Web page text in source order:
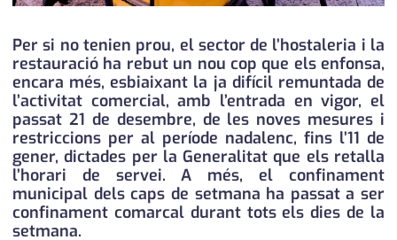
serveis
societat
successos
urbanisme
editorial
Per si no tenien prou, el sector de l’hostaleria i la
restauració ha rebut un nou cop que els enfonsa,
encara més, esbiaixant la ja difícil remuntada de
l’activitat comercial, amb l’entrada en vigor, el
passat 21 de desembre, de les noves mesures i
restriccions per al període nadalenc, fins l’11 de
gener, dictades per la Generalitat que els retalla
l’horari de servei. A més, el confinament
municipal dels caps de setmana ha passat a ser
confinament comarcal durant tots els dies de la
setmana.